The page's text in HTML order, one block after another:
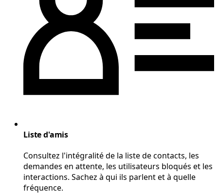
Liste d'amis
Consultez l'intégralité de la liste de contacts, les
demandes en attente, les utilisateurs bloqués et les
interactions. Sachez à qui ils parlent et à quelle
fréquence.